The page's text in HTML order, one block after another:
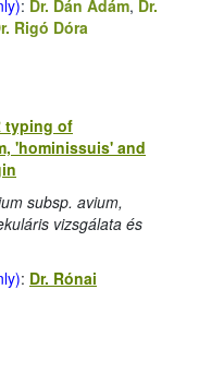
: Dr. Dán Ádám, Dr.
Rigó Dóra
typing of
'hominissuis' and
subsp. avium,
vizsgálata és
: Dr. Rónai